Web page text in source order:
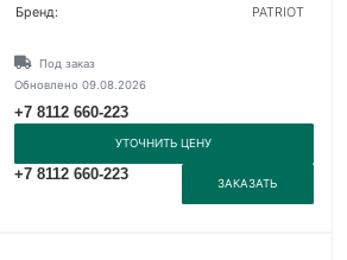
Бренд:
PATRIOT
Под заказ
Обновлено 09.08.2026
+7 8112 660-223
УТОЧНИТЬ ЦЕНУ
+7 8112 660-223
ЗАКАЗАТЬ